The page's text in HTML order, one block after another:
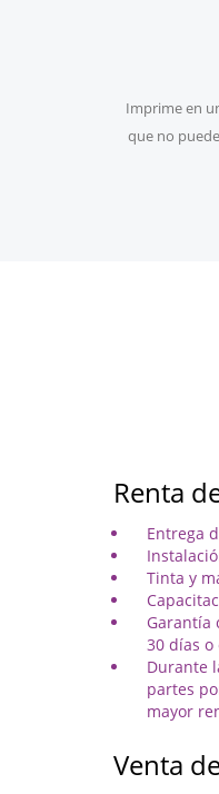
Imprime en
que no
Renta
Entrega
Tinta y
Garantía
30 días
Durante
partes
mayor
Venta